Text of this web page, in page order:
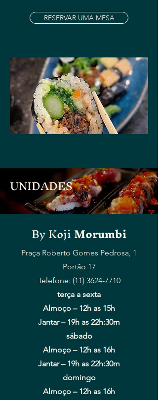
RESERVAR UMA MESA
UNIDADES
By KojiMorumbi
Praça Roberto Gomes Pedrosa, 1
Portão 17
Telefone: (11) 3624-7710
terça a sexta
Almoço –12h as 15h
Jantar – 19h as 22h:30m
sábado
Almoço –12h as 16h
Jantar – 19h as 22h:30m
domingo
Almoço –12h as 16h